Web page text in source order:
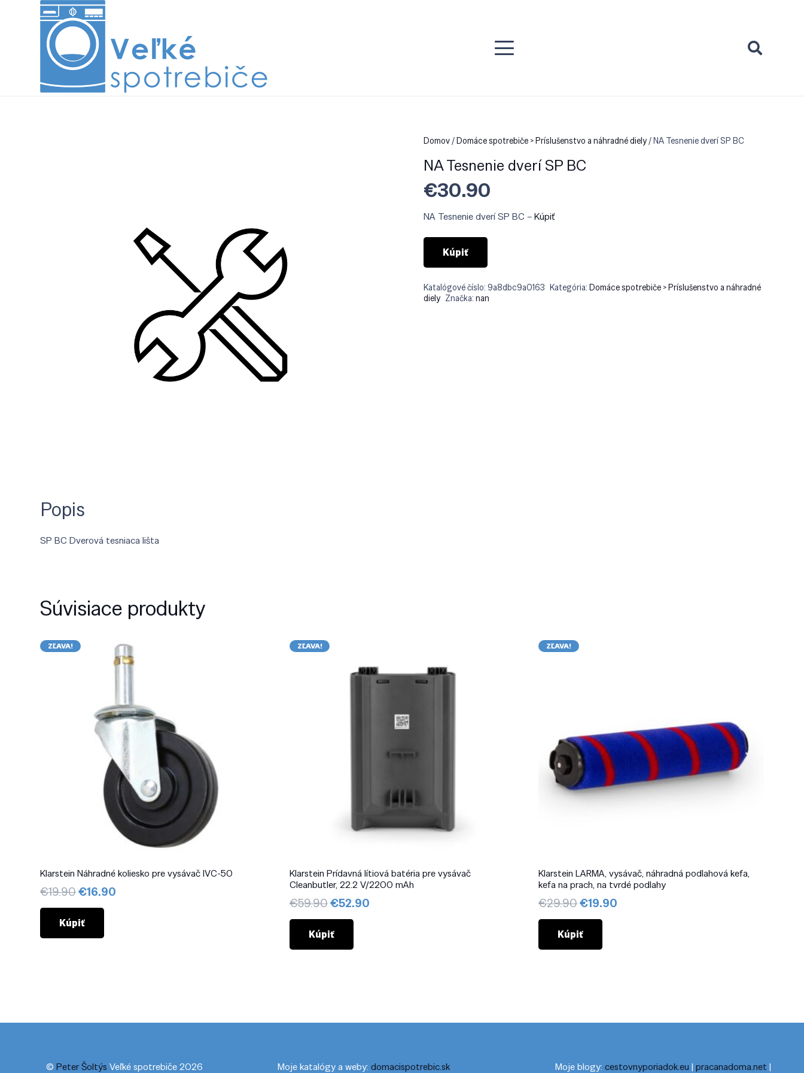
Domov/Domáce spotrebiče > Príslušenstvo a náhradné diely/ NA Tesnenie dverí SP BC
NA Tesnenie dverí SP BC
€30.90
NA Tesnenie dverí SP BC –Kúpiť
Kúpiť
Katalógové číslo:9a8dbc9a0163 Kategória:Domáce spotrebiče > Príslušenstvo a náhradné
diely Značka:nan
Popis
SP BC Dverová tesniaca lišta
Súvisiace produkty
ZĽAVA!
Klarstein Náhradné koliesko pre vysávač IVC-50
€19.90Pôvodná
cena
bola:
€19.90.
€16.90
Kúpiť
ZĽAVA!
Klarstein Prídavná lítiová batéria pre vysávač
Cleanbutler, 22.2 V/2200 mAh
€59.90Pôvodná
cena
bola:
€59.90.
€52.90Aktuálna
Kúpiť
ZĽAVA!
Klarstein LARMA, vysávač, náhradná podlahová kefa,
kefa na prach, na tvrdé podlahy
€29.90Pôvodná
cena
bola:
€29.90.
€19.90
Kúpiť
© Peter Šoltýs Veľké spotrebiče 2026 Moje katalógy a weby: domacispotrebic.sk
Moje blogy: cestovnyporiadok.eu | pracanadoma.net |